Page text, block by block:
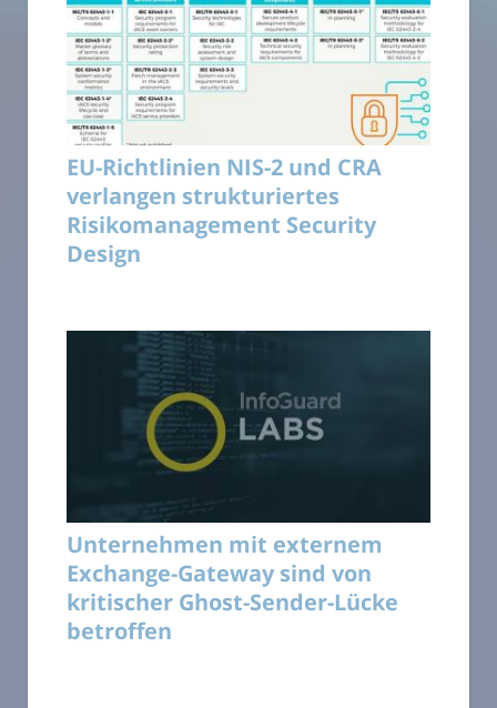
EU-Richtlinien NIS-2 und CRA
verlangen strukturiertes
Risikomanagement Security
Design
Unternehmen mit externem
Exchange-Gateway sind von
kritischer Ghost-Sender-Lücke
betroffen